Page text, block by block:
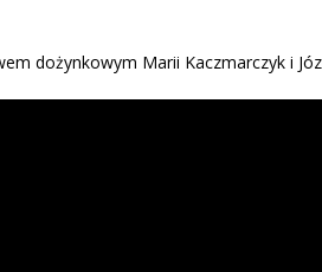
dożynkowym Marii Kaczmarczyk i